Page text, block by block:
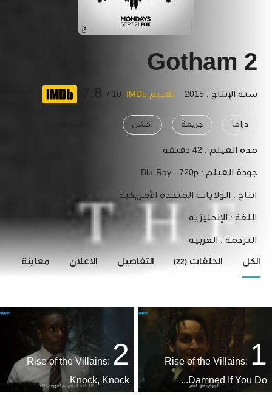
Gotham 2
سنة الإنتاج : 2015 تقييم IMDb 10 /
7.8
دراما جريمة اكشن
مدة الفيلم : 42 دقيقة
جودة الفيلم : Blu-Ray - 720p
انتاج : الولايات المتحدة الأمريكية
اللغة : الإنجليزية
الترجمة : العربية
الكل الحلقات (22) التفاصيل الاعلان معاينة
1
Rise of the Villains:
Damned If You Do...
2
Rise of the Villains:
Knock, Knock